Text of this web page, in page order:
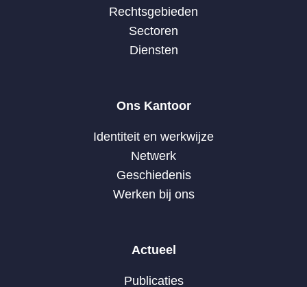
Rechtsgebieden
Sectoren
Diensten
Ons Kantoor
Identiteit en werkwijze
Netwerk
Geschiedenis
Werken bij ons
Actueel
Publicaties